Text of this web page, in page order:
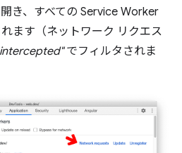
き、すべての Service Worker
ます（ネットワーク リクエス
でフィルタされま